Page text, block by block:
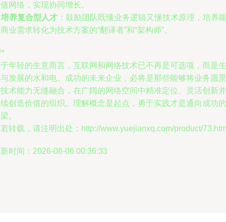
网络，实现协同增长。
培养复合型人才 ：鼓励团队既懂业务逻辑又懂技术原理，培养
业需求转化为技术方案的“翻译者”和“架构师”。
年轻的生意而言，互联网和网络技术已不再是可选项，而是生
发展的水和电。成功的未来企业，必将是那些能够将业务愿景
术能力无缝融合，在广阔的网络空间中精准定位、灵活创新并
创造价值的组织。理解概念是起点，勇于实践才是通向成功的
。
转载，请注明出处：http://www.yuejianxq.com/product/
时间：2026-08-06 00:36:33